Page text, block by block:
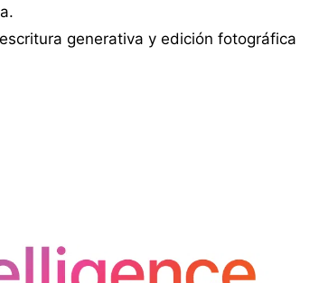
generativa y edición fotográfica